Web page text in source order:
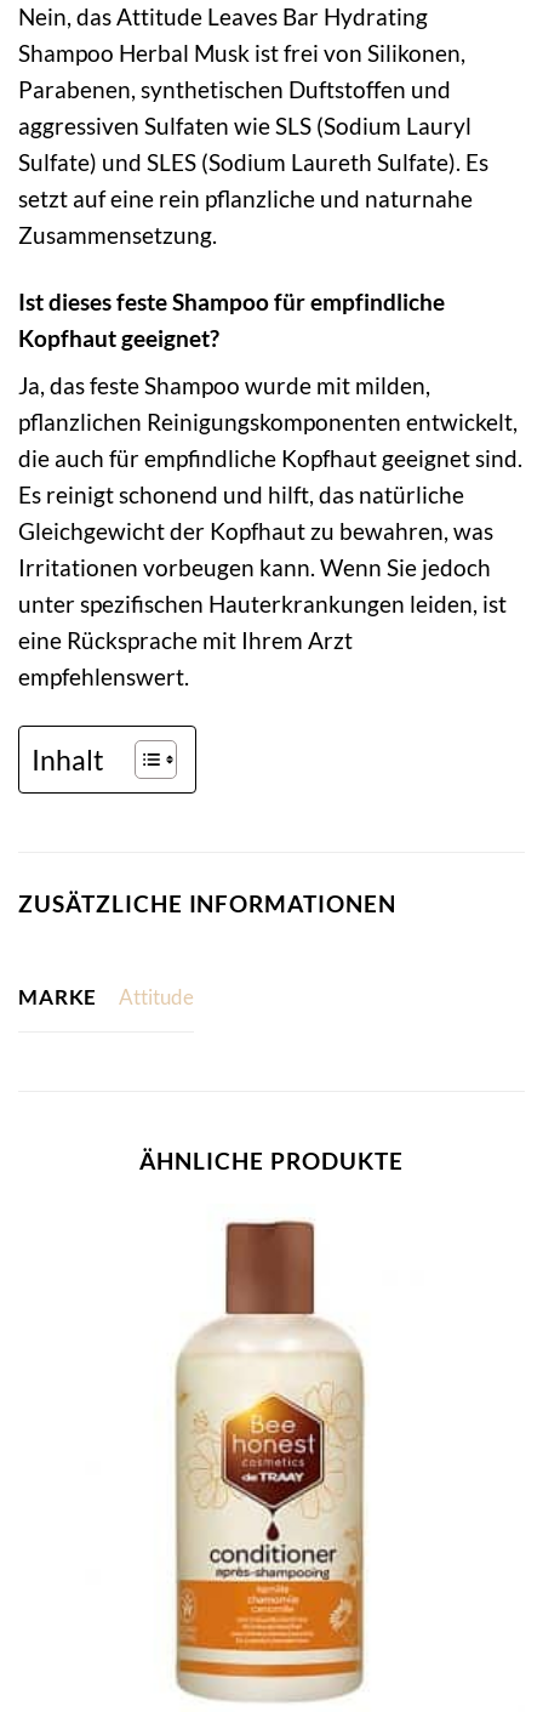
Nein, das Attitude Leaves Bar Hydrating
Shampoo Herbal Musk ist frei von Silikonen,
Parabenen, synthetischen Duftstoffen und
aggressiven Sulfaten wie SLS (Sodium Lauryl
Sulfate) und SLES (Sodium Laureth Sulfate). Es
setzt auf eine rein pflanzliche und naturnahe
Zusammensetzung.
Ist dieses feste Shampoo für empfindliche
Kopfhaut geeignet?
Ja, das feste Shampoo wurde mit milden,
pflanzlichen Reinigungskomponenten entwickelt,
die auch für empfindliche Kopfhaut geeignet sind.
Es reinigt schonend und hilft, das natürliche
Gleichgewicht der Kopfhaut zu bewahren, was
Irritationen vorbeugen kann. Wenn Sie jedoch
unter spezifischen Hauterkrankungen leiden, ist
eine Rücksprache mit Ihrem Arzt
empfehlenswert.
Inhalt
ZUSÄTZLICHE INFORMATIONEN
MARKE Attitude
ÄHNLICHE PRODUKTE